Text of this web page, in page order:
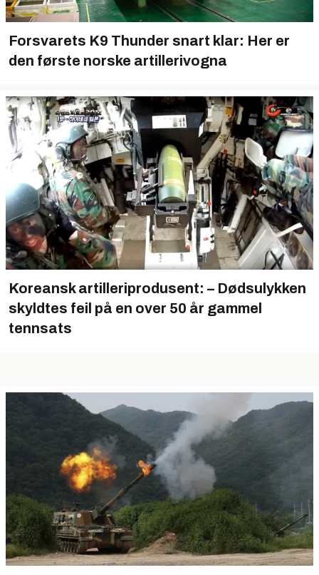
Forsvarets K9 Thunder snart klar: Her er
den første norske artillerivogna
Koreansk artilleriprodusent: – Dødsulykken
skyldtes feil på en over 50 år gammel
tennsats